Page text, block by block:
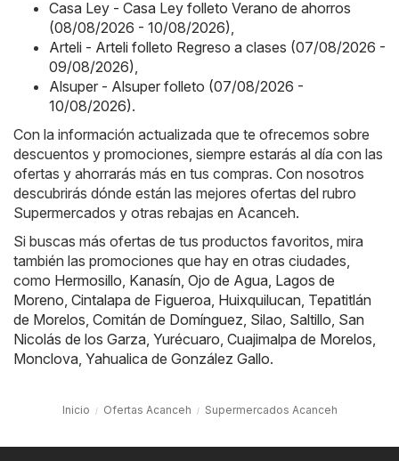
Casa Ley - Casa Ley folleto Verano de ahorros
(08/08/2026 - 10/08/2026)
Arteli - Arteli folleto Regreso a clases (07/08/2026 -
09/08/2026)
Alsuper - Alsuper folleto (07/08/2026 -
10/08/2026).
Con la información actualizada que te ofrecemos sobre
descuentos y promociones, siempre estarás al día con las
ofertas y ahorrarás más en tus compras. Con nosotros
descubrirás dónde están las mejores ofertas del rubro
Supermercados y otras rebajas en Acanceh.
Si buscas más ofertas de tus productos favoritos, mira
también las promociones que hay en otras ciudades,
como Hermosillo Kanasín Ojo de Agua Lagos de
Moreno Cintalapa de Figueroa Huixquilucan Tepatitlán
de Morelos Comitán de Domínguez Silao Saltillo San
Nicolás de los Garza Yurécuaro Cuajimalpa de Morelos
Monclova Yahualica de González Gallo.
Inicio Ofertas Acanceh Supermercados Acanceh